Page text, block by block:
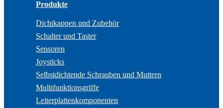
Produkte
Dichtkappen und Zubehör
Schalter und Taster
Sensoren
Joysticks
Selbstdichtende Schrauben und Muttern
Multifunktionsgriffe
Leiterplattenkomponenten